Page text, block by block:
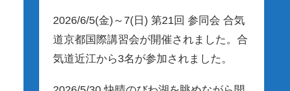
2026/6/5(金)～7(日) 第21回 参同会 合気
道京都国際講習会が開催されました。合
気道近江から3名が参加されました。